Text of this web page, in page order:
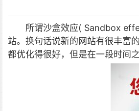
所谓沙盒效应( Sandbox
站。换句话说新的网站有很丰富
都优化得很好，但是在一段时间